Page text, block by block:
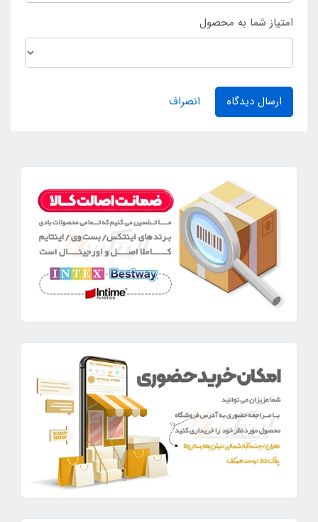
امتیاز شما به محصول
ارسال دیدگاه انصراف